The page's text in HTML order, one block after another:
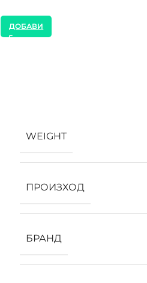
ДОБАВИ
WEIGHT
ПРОИЗХОД
БРАНД